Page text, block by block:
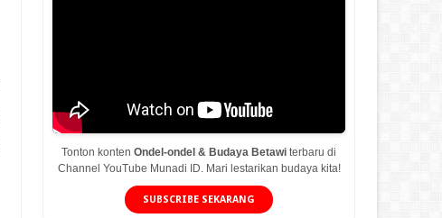
Tonton kontenOndel-ondel & Budaya Betawi terbaru di
Channel YouTube Munadi ID. Mari lestarikan budaya kita!
SUBSCRIBE SEKARANG